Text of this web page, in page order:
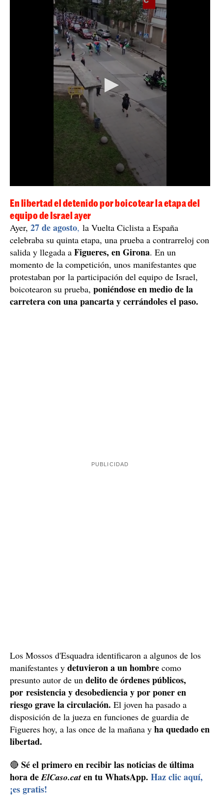
En libertad el detenido por boicotear la etapa del
equipo de Israel ayer
Ayer, 27 de agosto, la Vuelta Ciclista a España
celebraba su quinta etapa, una prueba a contrarreloj con
salida y llegada a Figueres, en Girona. En un
momento de la competición, unos manifestantes que
protestaban por la participación del equipo de Israel,
boicotearon su prueba, poniéndose en medio de la
carretera con una pancarta y cerrándoles el paso.
Los Mossos d'Esquadra identificaron a algunos de los
manifestantes y detuvieron a un hombre como
presunto autor de un delito de órdenes públicos,
por resistencia y desobediencia y por poner en
riesgo grave la circulación. El joven ha pasado a
disposición de la jueza en funciones de guardia de
Figueres hoy, a las once de la mañana y ha quedado en
libertad.
🔴 Sé el primero en recibir las noticias de última
hora deElCaso.cat en tu WhatsApp. Haz clic aquí,
¡es gratis!